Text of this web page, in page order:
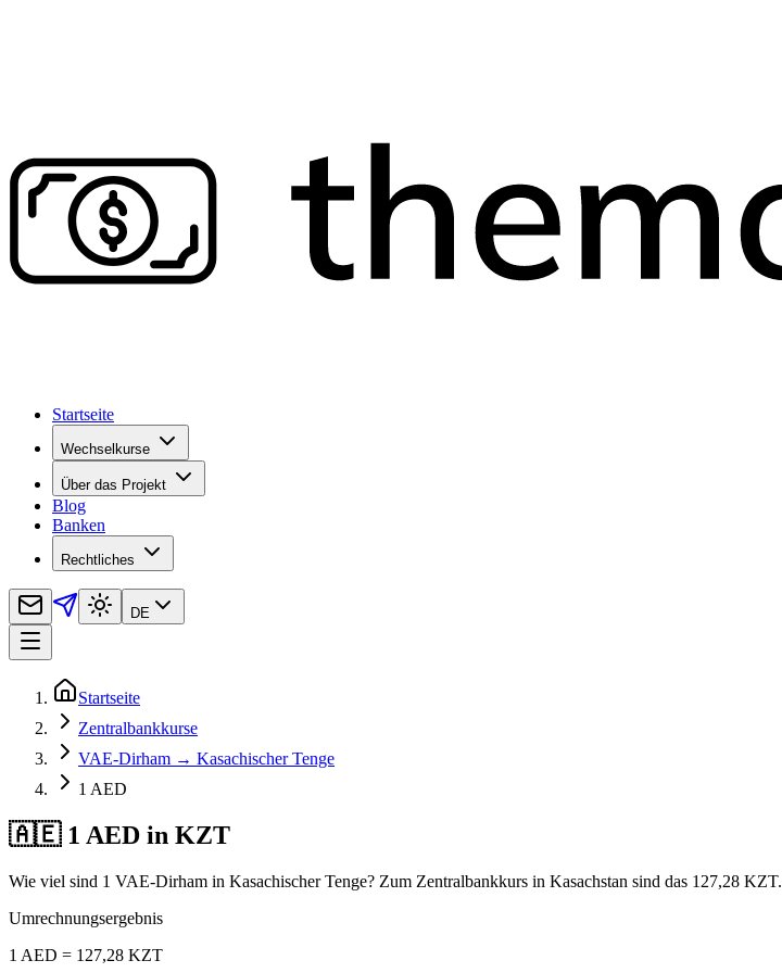
Startseite
Wechselkurse
Über das Projekt
Blog
Banken
Rechtliches
DE
Startseite
Zentralbankkurse
VAE-Dirham → Kasachischer Tenge
1 AED
🇦🇪 1 AED in KZT
Wie viel sind 1 VAE-Dirham in Kasachischer Tenge? Zum Zentralbankkurs in Kasachstan sind das 127,28 KZT.
Umrechnungsergebnis
1 AED = 127,28 KZT